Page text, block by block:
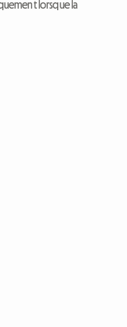
lorsque la